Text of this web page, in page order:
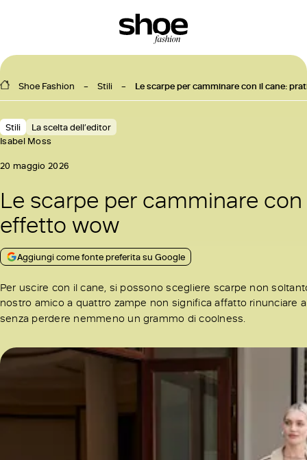
Shoe Fashion Stili Le scarpe per camminare con il cane:
Stili
La scelta dell’editor
Isabel Moss
20 maggio 2026
Le scarpe per camminare
effetto wow
Aggiungi come fonte preferita su Google
Per uscire con il cane, si possono scegliere scarpe non
nostro amico a quattro zampe non significa affatto rinunciare
senza perdere nemmeno un grammo di coolness.